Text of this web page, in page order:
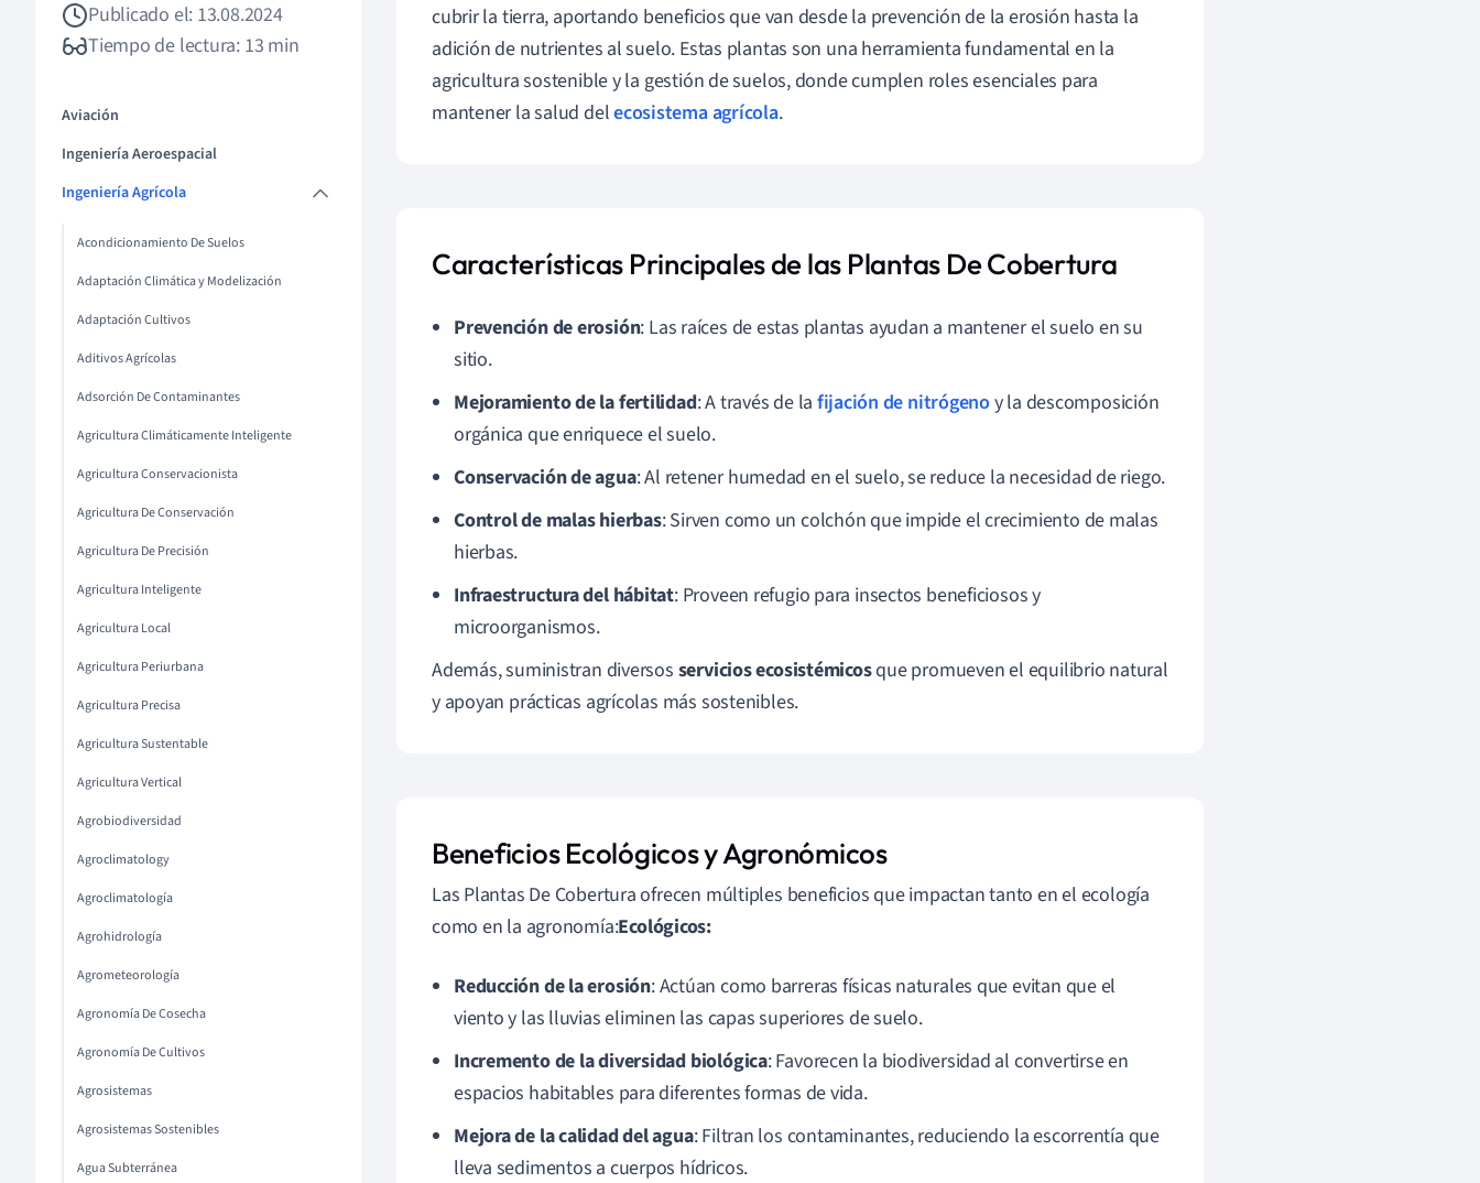
Publicado el: 13.08.2024
Tiempo de lectura: 13 min
Aviación
Ingeniería Aeroespacial
Ingeniería Agrícola
Acondicionamiento De Suelos
Adaptación Climática y Modelización
Adaptación Cultivos
Aditivos Agrícolas
Adsorción De Contaminantes
Agricultura Climáticamente Inteligente
Agricultura Conservacionista
Agricultura De Conservación
Agricultura De Precisión
Agricultura Inteligente
Agricultura Local
Agricultura Periurbana
Agricultura Precisa
Agricultura Sustentable
Agricultura Vertical
Agrobiodiversidad
Agroclimatology
Agroclimatología
Agrohidrología
Agrometeorología
Agronomía De Cosecha
Agronomía De Cultivos
Agrosistemas
Agrosistemas Sostenibles
Agua Subterránea
cubrir la tierra, aportando beneficios que van desde la prevención de la erosión hasta la
adición de nutrientes al suelo. Estas plantas son una herramienta fundamental en la
agricultura sostenible y la gestión de suelos, donde cumplen roles esenciales para
mantener la salud delecosistema agrícola.
Características Principales de las Plantas De Cobertura
Prevención de erosión: Las raíces de estas plantas ayudan a mantener el suelo en su
sitio.
Mejoramiento de la fertilidad: A través de la fijación de nitrógenoy la descomposición
orgánica que enriquece el suelo.
Conservación de agua: Al retener humedad en el suelo, se reduce la necesidad de riego.
Control de malas hierbas: Sirven como un colchón que impide el crecimiento de malas
hierbas.
Infraestructura del hábitat: Proveen refugio para insectos beneficiosos y
microorganismos.
Además, suministran diversos servicios ecosistémicosque promueven el equilibrio natural
y apoyan prácticas agrícolas más sostenibles.
Beneficios Ecológicos y Agronómicos
Las Plantas De Cobertura ofrecen múltiples beneficios que impactan tanto en el ecología
como en la agronomía:Ecológicos:
Reducción de la erosión: Actúan como barreras físicas naturales que evitan que el
viento y las lluvias eliminen las capas superiores de suelo.
Incremento de la diversidad biológica: Favorecen la biodiversidad al convertirse en
espacios habitables para diferentes formas de vida.
Mejora de la calidad del agua: Filtran los contaminantes, reduciendo la escorrentía que
lleva sedimentos a cuerpos hídricos.